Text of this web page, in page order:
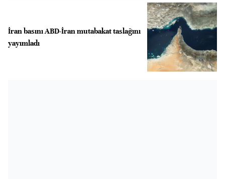
İran basını ABD-İran mutabakat taslağını
yayımladı